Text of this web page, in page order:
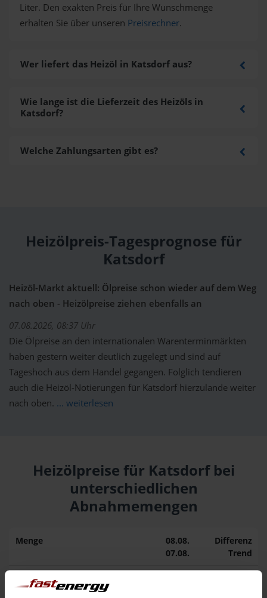
Liter. Den exakten Preis für Ihre Wunschmenge
erhalten Sie über unseren Preisrechner.
Wer liefert das Heizöl in Katsdorf aus?
Wie lange ist die Lieferzeit des Heizöls in
Katsdorf?
Welche Zahlungsarten gibt es?
Heizölpreis-Tagesprognose für
Katsdorf
Heizöl-Markt aktuell: Ölpreise schon wieder auf dem Weg
nach oben - Heizölpreise ziehen ebenfalls an
07.08.2026, 08:37 Uhr
Die Ölpreise an den internationalen Warenterminmärkten
haben gestern weiter deutlich zugelegt und sind auf
Tageshoch aus dem Handel gegangen. Folglich tendieren
auch die Heizöl-Notierungen für Katsdorf hierzulande weiter
nach oben. ... weiterlesen
Heizölpreise für Katsdorf bei
unterschiedlichen
Abnahmemengen
Menge
08.08.
07.08.
Differenz
Trend
1.000 Liter